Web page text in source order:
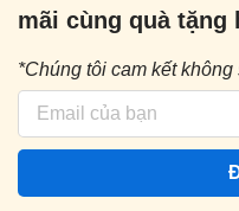
mãi cùng quà tặng
*Chúng tôi cam kết